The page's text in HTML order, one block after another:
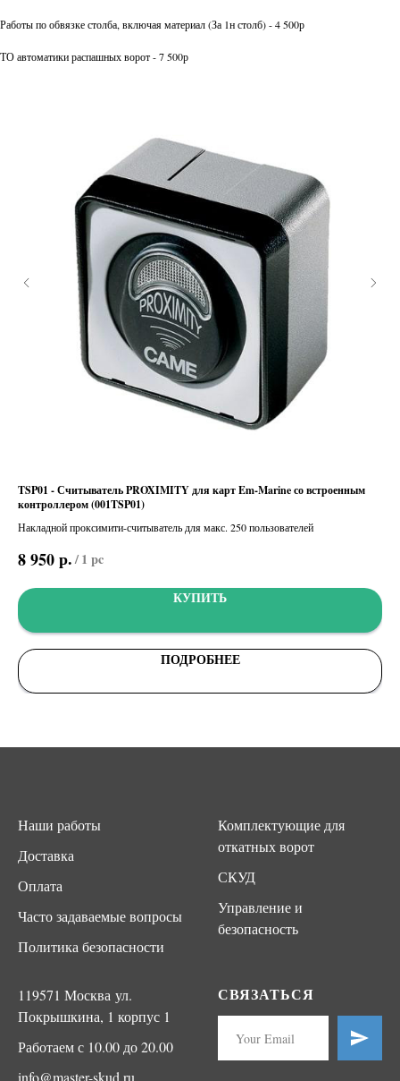
Работы по обвязке столба, включая материал (За 1н столб) - 4 500р
ТО автоматики распашных ворот - 7 500р
TSP01 - Считыватель PROXIMITY для карт Em-Marine со встроенным
контроллером (001TSP01)
Накладной проксимити-считыватель для макс. 250 пользователей
8 950р./1 pc
КУПИТЬ
ПОДРОБНЕЕ
Наши работы
Доставка
Оплата
Часто задаваемые вопросы
Политика безопасности
Комплектующие для
откатных ворот
СКУД
Управление и
безопасность
119571 Москва ул.
Покрышкина, 1 корпус 1
Работаем с 10.00 до 20.00
info@master-skud.ru
СВЯЗАТЬСЯ